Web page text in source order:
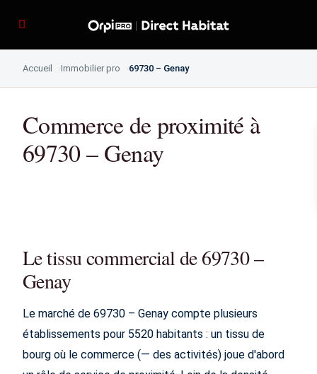
Accueil Immobilier pro 69730 – Genay
Commerce de proximité à
69730 – Genay
Le tissu commercial de 69730 –
Genay
Le marché de 69730 – Genay compte plusieurs
établissements pour 5520 habitants : un tissu de
bourg où le commerce (— des activités) joue d'abord